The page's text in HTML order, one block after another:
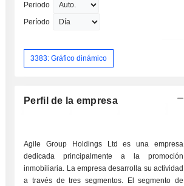
Periodo
Período
3383: Gráfico dinámico
Perfil de la empresa
Agile Group Holdings Ltd es una empresa
dedicada principalmente a la promoción
inmobiliaria. La empresa desarrolla su actividad
a través de tres segmentos. El segmento de